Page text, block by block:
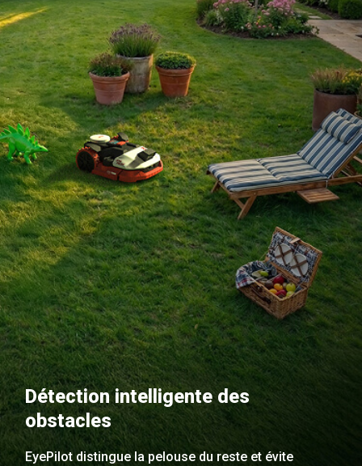
Détection intelligente des
obstacles
EyePilot distingue la pelouse du reste et évite